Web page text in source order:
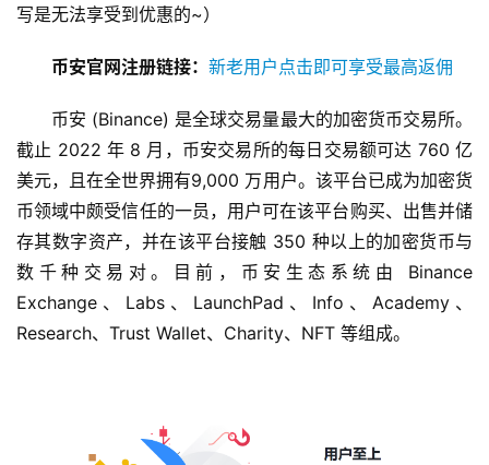
写是无法享受到优惠的~）
币安官网注册链接： 新老用户点击即可享受最高返佣
币安 (Binance) 是全球交易量最大的加密货币交易所。
截止 2022 年 8 月，币安交易所的每日交易额可达 760 亿
美元，且在全世界拥有9,000 万用户。该平台已成为加密货
币领域中颇受信任的一员，用户可在该平台购买、出售并储
存其数字资产，并在该平台接触 350 种以上的加密货币与
数千种交易对。目前，币安生态系统由 Binance
Exchange、Labs、LaunchPad、Info、Academy、
Research、Trust Wallet、Charity、NFT 等组成。